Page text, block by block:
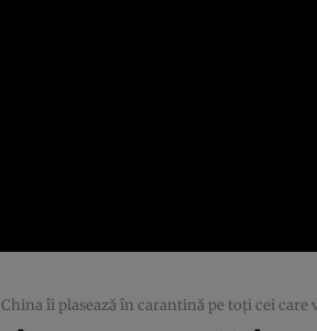
China îi plasează în carantină pe toţi cei